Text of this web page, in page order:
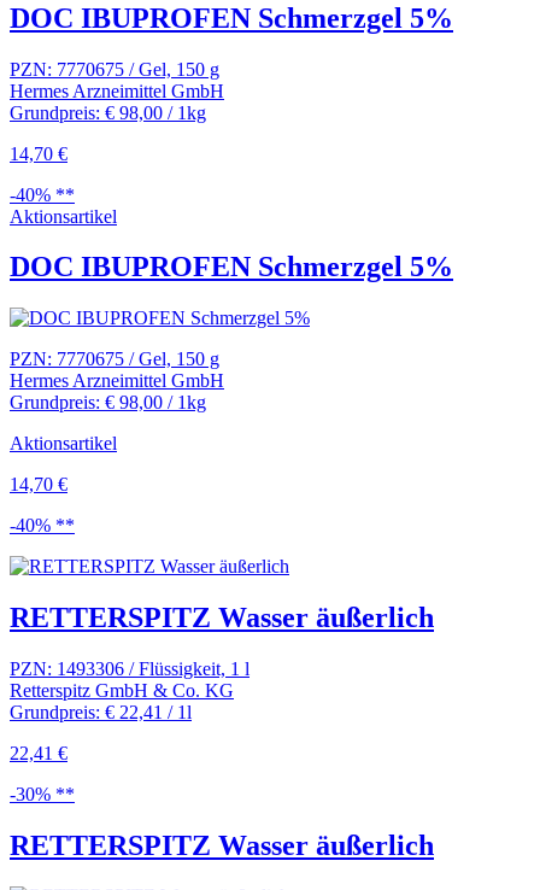
DOC IBUPROFEN Schmerzgel 5%
PZN: 7770675 / Gel, 150 g
Hermes Arzneimittel GmbH
Grundpreis: € 98,00 / 1kg
14,70 €
-40% **
Aktionsartikel
DOC IBUPROFEN Schmerzgel 5%
PZN: 7770675 / Gel, 150 g
Hermes Arzneimittel GmbH
Grundpreis: € 98,00 / 1kg
Aktionsartikel
14,70 €
-40% **
RETTERSPITZ Wasser äußerlich
PZN: 1493306 / Flüssigkeit, 1 l
Retterspitz GmbH & Co. KG
Grundpreis: € 22,41 / 1l
22,41 €
-30% **
RETTERSPITZ Wasser äußerlich